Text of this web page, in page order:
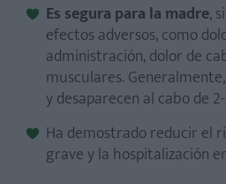
Es segura para la madre,
efectos adversos, como
administración, dolor de
musculares.
y desaparecen al cabo de
Ha demostrado reducir el
grave y la hospitalización